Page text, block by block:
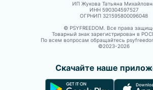
ИП Жукова Татьяна
ИНН 590304597527
ОГРНИП 321595800096048
© PSYFREEDOM. Все права
Товарный знак зарегистрирован в
По всем вопросам обращайтесь
©2023-2026
Скачайте наше